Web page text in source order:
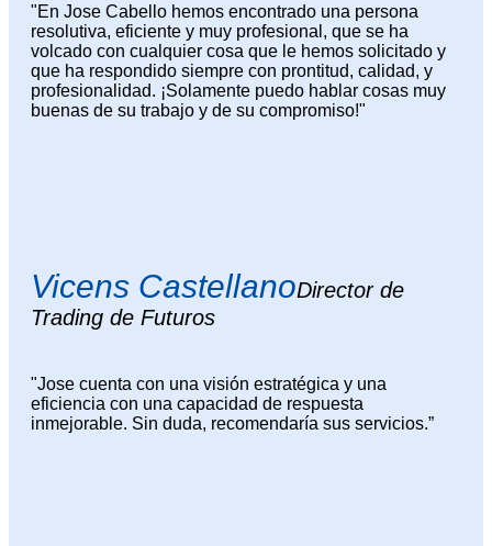
"En Jose Cabello hemos encontrado una persona
resolutiva, eficiente y muy profesional, que se ha
volcado con cualquier cosa que le hemos solicitado y
que ha respondido siempre con prontitud, calidad, y
profesionalidad. ¡Solamente puedo hablar cosas muy
buenas de su trabajo y de su compromiso!"
Vicens CastellanoDirector de
Trading de Futuros
"Jose cuenta con una visión estratégica y una
eficiencia con una capacidad de respuesta
inmejorable. Sin duda, recomendaría sus servicios.”